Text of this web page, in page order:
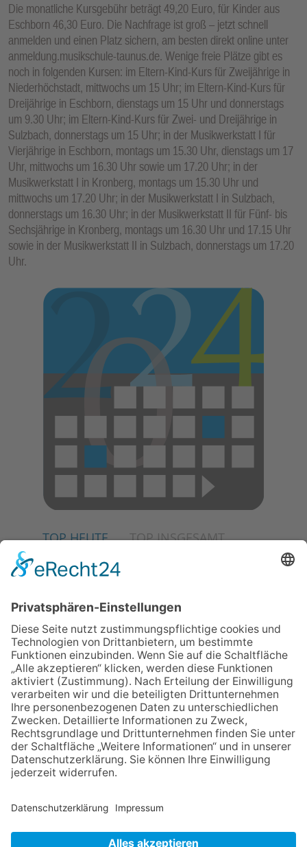
Die monatliche Kursgebühr beträgt 49,20 Euro, für Kinder aus
Eschborn 46,30 Euro. Die Nachfrage ist groß – jetzt schnell
anmelden und einen Platz sichern, am besten direkt online unter
anmeldung.musikschule-taunus.de. Wenige freie Plätze gibt es
noch in folgenden Kursen: im Eltern-Kind-Kurs für Zweijährige in
Niederhöchstadt, mittwochs um 15 Uhr; im Eltern-Kind-Kurs für
Dreijährige in Eschborn, dienstags um 15 Uhr und donnerstags
um 9.30 Uhr; im Eltern-Kind-Kurs für Zwei- und Dreijährige in
Sulzbach, donnerstags um 15 Uhr; in der Musikwerkstatt I für
Vierjährige in Eschborn, montags um 15.30 Uhr, dienstags um 17
Uhr, mittwochs um 16.30 Uhr sowie um 17.20 Uhr; in der
Musikwerkstatt I in Kronberg, montags um 15.30 Uhr und
mittwochs um 17.20 Uhr; in der Musikwerkstatt I in Sulzbach,
donnerstags um 16.30 Uhr; in der Musikwerkstatt II für Fünf- bis
Sechsjährige in Kronberg, montags um 16.30 Uhr und 17.15 Uhr
sowie in der Musikwerkstatt II in Sulzbach, donnerstags um 17.20
Uhr.
TOP HEUTE TOP INSGESAMT
02.07.2026
04.06.2026
Junge Musiker erringen Sieg
beim Mendelssohn-
Wettbewerb
23.07.2026
Partnerschaftsverein
Kronberg-Aberystwyth feiert
30-Jähriges
13.05.2026
GEWINNSPIEL
06.08.2026
„Die Globale Märchenstraße“:
Workshopreihe in der
Stadtbücherei
NACH OBEN